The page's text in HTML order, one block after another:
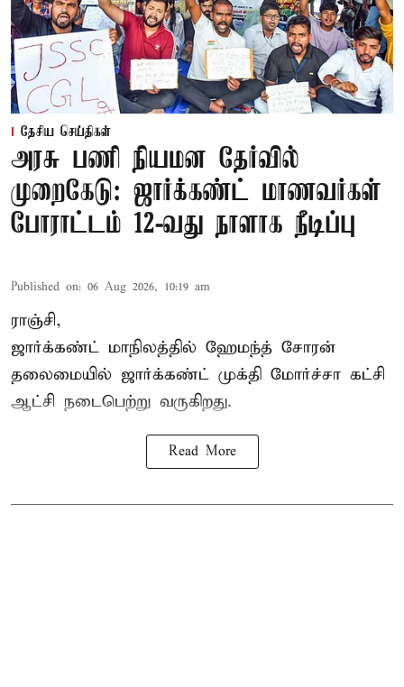
தேசிய செய்திகள்
அரசு பணி நியமன தேர்வில்
முறைகேடு: ஜார்க்கண்ட் மாணவர்கள்
போராட்டம் 12-வது நாளாக நீடிப்பு
Published on: 06 Aug 2026, 10:19 am
ராஞ்சி,
ஜார்க்கண்ட் மாநிலத்தில் ஹேமந்த் சோரன்
தலைமையில் ஜார்க்கண்ட் முக்தி மோர்ச்சா கட்சி
ஆட்சி நடைபெற்று வருகிறது.
Read More